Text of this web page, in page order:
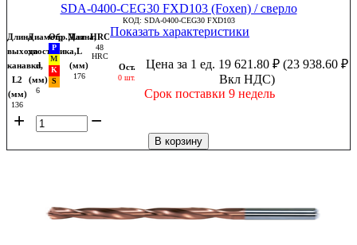
SDA-0400-CEG30 FXD103 (Foxen) / сверло
КОД: SDA-0400-CEG30 FXD103
Длина
выхода
канавки,
L2
(мм)
136
Диаметр
хвостовика,
d
(мм)
6
Обр.МатДлина,
L
(мм)
176
HRC
48
HRC
Показать характеристики
Ост.
0 шт.
Цена за 1 ед. 19 621.80 ₽ (23 938.60 ₽
Вкл НДС)
Срок поставки 9 недель
+ −
В корзину